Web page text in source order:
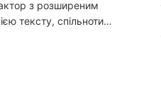
з розширеним
тексту, спільноти…